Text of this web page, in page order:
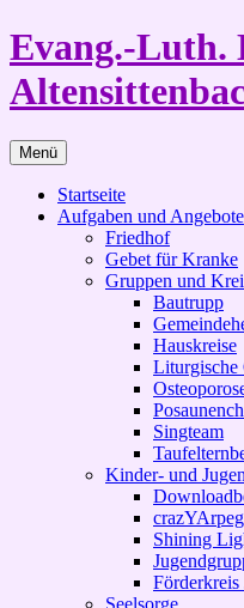
Zum
Inhalt
springen
Evang.-Luth.
Menü
Startseite
Aufgaben und Angebote
Friedhof
Gebet für Kranke
Gruppen und
Bautrupp
Hauskreise
Liturgische
Singteam
Kinder- und
Shining
Förderkreis
Seelsorge